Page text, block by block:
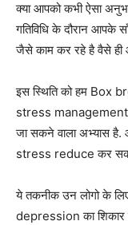
क्या आपको कभी ऐसा
गतिविधि के दौरान
जैसे काम कर रहे है वैसे ही
इस स्थिति को हम Box
stress management
जा सकने वाला अभ्यास
stress reduce कर
ये तकनीक उन लोगो के
depression का शिकार